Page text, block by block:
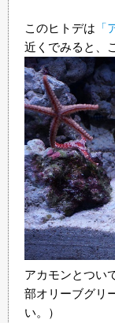
このヒトデは 「
近くでみると、
アカモンとつい
部オリーブグリ
い。）